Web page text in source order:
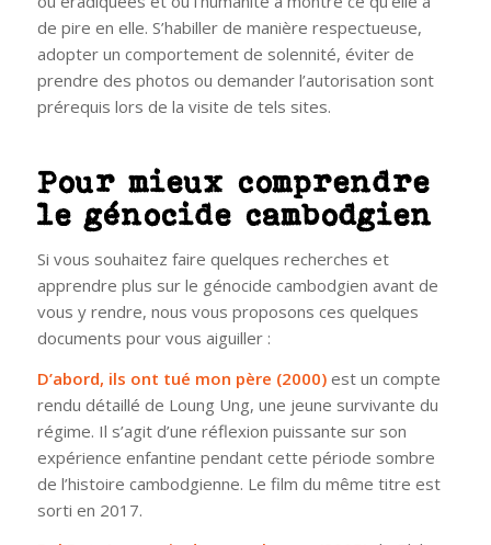
de pire en elle. S’habiller de manière respectueuse,
adopter un comportement de solennité, éviter de
prendre des photos ou demander l’autorisation sont
prérequis lors de la visite de tels sites.
Pour mieux comprendre
le génocide cambodgien
Si vous souhaitez faire quelques recherches et
apprendre plus sur le génocide cambodgien avant de
vous y rendre, nous vous proposons ces quelques
documents pour vous aiguiller :
D’abord, ils ont tué mon père (2000)est un compte
rendu détaillé de Loung Ung, une jeune survivante du
régime. Il s’agit d’une réflexion puissante sur son
expérience enfantine pendant cette période sombre
de l’histoire cambodgienne. Le film du même titre est
sorti en 2017.